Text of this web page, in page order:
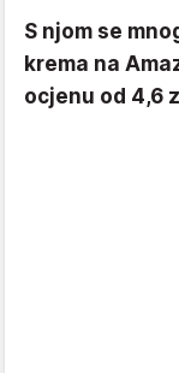
S njom se
krema na
ocjenu od 4,6